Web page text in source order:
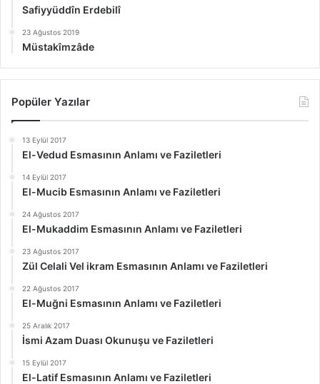
Safiyyüddîn Erdebilî
23 Ağustos 2019
Müstakîmzâde
Popüler Yazılar
13 Eylül 2017
El-Vedud Esmasının Anlamı ve Faziletleri
14 Eylül 2017
El-Mucib Esmasının Anlamı ve Faziletleri
24 Ağustos 2017
El-Mukaddim Esmasının Anlamı ve Faziletleri
23 Ağustos 2017
Zül Celali Vel ikram Esmasının Anlamı ve Faziletleri
22 Ağustos 2017
El-Muğni Esmasının Anlamı ve Faziletleri
25 Aralık 2017
İsmi Azam Duası Okunuşu ve Faziletleri
15 Eylül 2017
El-Latif Esmasının Anlamı ve Faziletleri